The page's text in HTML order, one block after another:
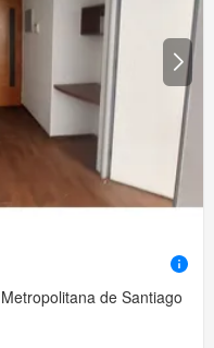
de Santiago